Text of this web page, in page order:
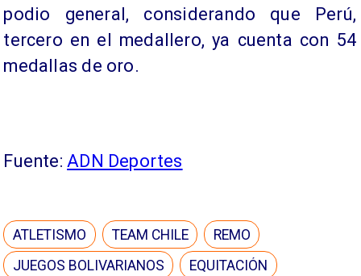
podio general, considerando que Perú,
tercero en el medallero, ya cuenta con 54
medallas de oro.
Fuente:ADN Deportes
ATLETISMO TEAM CHILE
REMO
JUEGOS BOLIVARIANOS
EQUITACIÓN